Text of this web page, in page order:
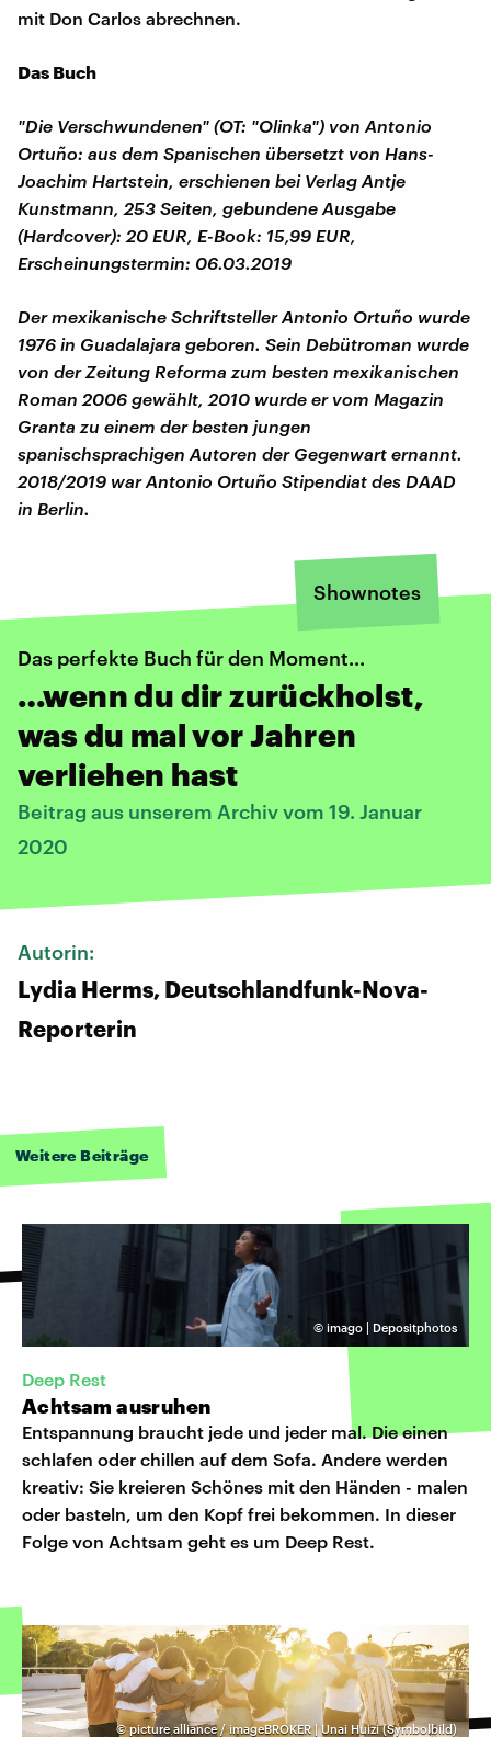
mit Don Carlos abrechnen.
Das Buch
"Die Verschwundenen" (OT: "Olinka") von Antonio
Ortuño: aus dem Spanischen übersetzt von Hans-
Joachim Hartstein, erschienen bei Verlag Antje
Kunstmann, 253 Seiten, gebundene Ausgabe
(Hardcover): 20 EUR, E-Book: 15,99 EUR,
Erscheinungstermin: 06.03.2019
Der mexikanische Schriftsteller Antonio Ortuño wurde
1976 in Guadalajara geboren. Sein Debütroman wurde
von der Zeitung Reforma zum besten mexikanischen
Roman 2006 gewählt, 2010 wurde er vom Magazin
Granta zu einem der besten jungen
spanischsprachigen Autoren der Gegenwart ernannt.
2018/2019 war Antonio Ortuño Stipendiat des DAAD
in Berlin.
Shownotes
Das perfekte Buch für den Moment...
…wenn du dir zurückholst,
was du mal vor Jahren
verliehen hast
Beitrag aus unserem Archiv vom 19. Januar
2020
Autorin:
Lydia Herms, Deutschlandfunk-Nova-
Reporterin
Weitere Beiträge
© imago | Depositphotos
Deep Rest
Achtsam ausruhen
Entspannung braucht jede und jeder mal. Die einen
schlafen oder chillen auf dem Sofa. Andere werden
kreativ: Sie kreieren Schönes mit den Händen - malen
oder basteln, um den Kopf frei bekommen. In dieser
Folge von Achtsam geht es um Deep Rest.
©picture alliance / imageBROKER | Unai Huizi (Symbolbild)